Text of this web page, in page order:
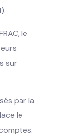
le
sur
par la
le